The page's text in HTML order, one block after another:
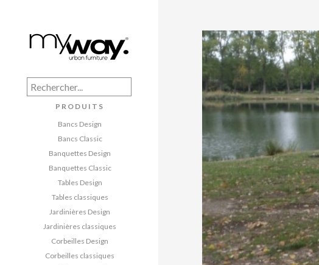
PRODUITS
Bancs Design
Bancs Classic
Banquettes Design
Banquettes Classic
Tables Design
Tables classiques
Jardinières Design
Jardinières classiques
Corbeilles Design
Corbeilles classiques